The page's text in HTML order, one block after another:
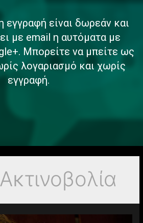
εγγραφή είναι δωρεάν και
με email η αυτόματα με
Μπορείτε να μπείτε ως
λογαριασμό και χωρίς
εγγραφή.